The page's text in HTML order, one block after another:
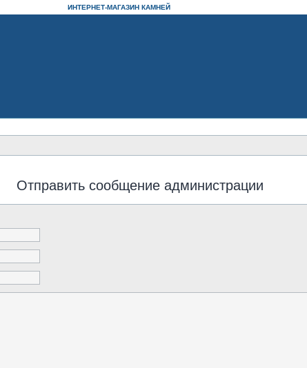
ИНТЕРНЕТ-МАГАЗИН КАМНЕЙ
Отправить сообщение администрации